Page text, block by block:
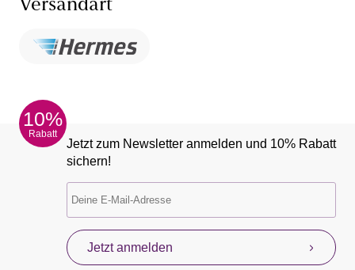
Versandart
10%
Rabatt
Jetzt zum Newsletter anmelden und 10% Rabatt
sichern!
Jetzt anmelden